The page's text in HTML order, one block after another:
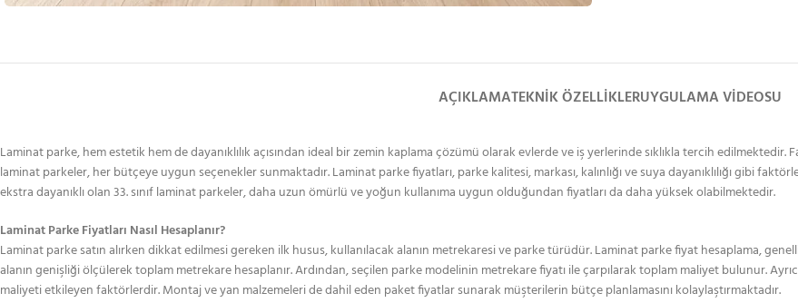
AÇIKLAMATEKNIK ÖZELLIKLERUYGULAMA VIDEOSU
Laminat parke, hem estetik hem de dayanıklılık açısından ideal bir zemin kaplama çözümü olarak evlerde ve iş yerlerinde sıklıkla tercih edilmektedir.
laminat parkeler, her bütçeye uygun seçenekler sunmaktadır. Laminat parke fiyatları, parke kalitesi, markası, kalınlığı ve suya dayanıklılığı gibi
ekstra dayanıklı olan 33. sınıf laminat parkeler, daha uzun ömürlü ve yoğun kullanıma uygun olduğundan fiyatları da daha yüksek olabilmektedir.
Laminat Parke Fiyatları Nasıl Hesaplanır?
Laminat parke satın alırken dikkat edilmesi gereken ilk husus, kullanılacak alanın metrekaresi ve parke türüdür. Laminat parke fiyat hesaplama,
alanın genişliği ölçülerek toplam metrekare hesaplanır. Ardından, seçilen parke modelinin metrekare fiyatı ile çarpılarak toplam maliyet bulunur.
maliyeti etkileyen faktörlerdir. Montaj ve yan malzemeleri de dahil eden paket fiyatlar sunarak müşterilerin bütçe planlamasını kolaylaştırmaktadır.